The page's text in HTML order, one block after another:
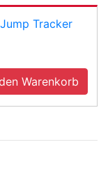
Tracker
Warenkorb